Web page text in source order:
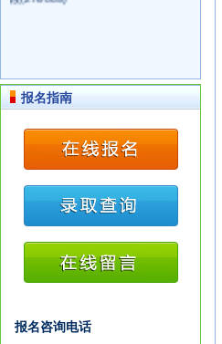
报名指南
报名咨询电话